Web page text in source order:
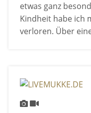
etwas ganz
Kindheit habe ich
verloren. Über